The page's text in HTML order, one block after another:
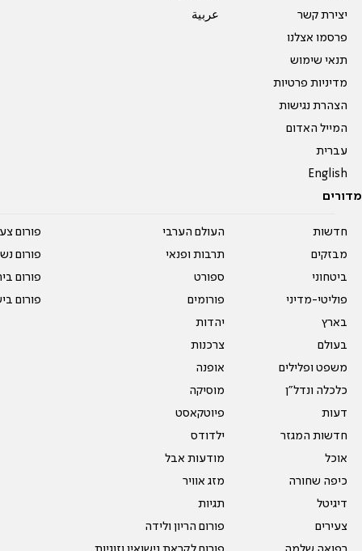
יצירת קשר
פרסמו אצלנו
תנאי שימוש
מדיניות פרטיות
הצהרת נגישות
המייל האדום
עברית
English
عربية
מדורים
חדשות
מבזקים
ביטחוני
פוליטי-מדיני
בארץ
בעולם
משפט ופלילים
כלכלה ונדל"ן
דעות
חדשות המגזר
אוכל
כיפה שחורה
דיגיטל
צעירים
העולם הערבי
תרבות ופנאי
ספורט
פורומים
יהדות
צרכנות
אופנה
מוסיקה
פיוטקאסט
ילדודס
מודעות אבל
מזג אוויר
תגיות
פורום הריון ולידה
פורום
פורום
פורום
פורום